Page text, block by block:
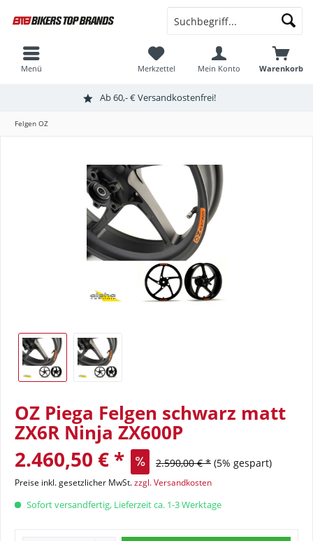
Ab 60,- € Versandkostenfrei!
Warenkorb
Merkzettel Mein Konto
Menü
Felgen OZ
OZ Piega Felgen schwarz matt
ZX6R Ninja ZX600P
2.460,50 € * 2.590,00 € * (5% gespart)
Preise inkl. gesetzlicher MwSt.zzgl. Versandkosten
Sofort versandfertig, Lieferzeit ca. 1-3 Werktage